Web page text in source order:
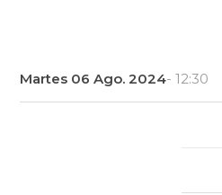
Martes 06 Ago. 2024- 12:30